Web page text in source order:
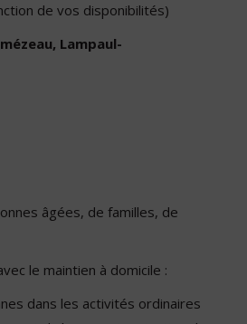
de vos disponibilités)
Lampaul-
âgées, de familles, de
le maintien à domicile :
dans les activités ordinaires